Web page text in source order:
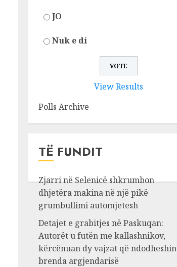
JO
Nuk e di
View Results
Polls Archive
TË FUNDIT
Zjarri në Selenicë shkrumbon
dhjetëra makina në një pikë
grumbullimi automjetesh
Detajet e grabitjes në Paskuqan:
Autorët u futën me kallashnikov,
kërcënuan dy vajzat që ndodheshin
brenda argjendarisë